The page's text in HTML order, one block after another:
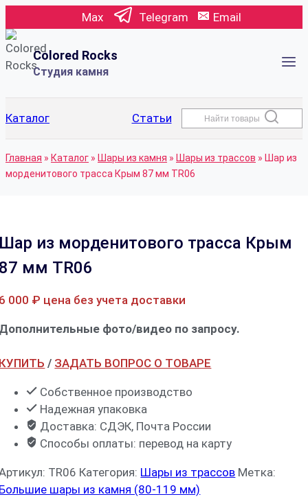
к
содержимому
Max Telegram Email
Colored Rocks
Студия камня
Каталог Статьи Найти товары
Главная » Каталог » Шары из камня » Шары из трассов » Шар из
морденитового трасса Крым 87 мм TR06
из морденитового трасса Крым
мм TR06
000 ₽ цена без учета доставки
фото/видео по запросу.
/ ЗАДАТЬ ВОПРОС О ТОВАРЕ
Собственное производство
Надежная упаковка
Доставка: СДЭК, Почта России
Способы оплаты: перевод на карту
TR06 Категория: Шары из трассов Метка:
шары из камня (80-119 мм)